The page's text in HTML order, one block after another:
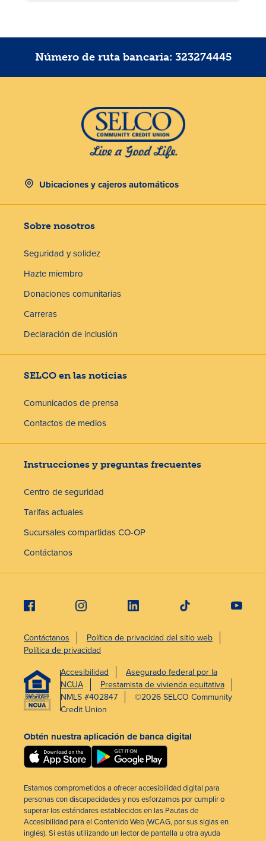
Número de ruta bancaria: 323274445
Ubicaciones y cajeros automáticos
Sobre nosotros
Seguridad y solidez
Hazte miembro
Donaciones comunitarias
Carreras
Declaración de inclusión
SELCO en las noticias
Comunicados de prensa
Contactos de medios
Instrucciones y preguntas frecuentes
Centro de seguridad
Tarifas actuales
Sucursales compartidas CO-OP
Contáctanos
Contáctanos
Política de privacidad del sitio web
Política de privacidad
Accesibilidad
Asegurado federal por la
NCUA
Prestamista de vivienda equitativa
NMLS #402847
©2026 SELCO Community
Credit Union
Obtén nuestra aplicación de banca digital
Estamos comprometidos a ofrecer accesibilidad digital para
personas con discapacidades y nos esforzamos por cumplir o
superar los estándares establecidos en las Pautas de
Accesibilidad para el Contenido Web (WCAG, por sus siglas en
inglés). Si estás utilizando un lector de pantalla u otra ayuda